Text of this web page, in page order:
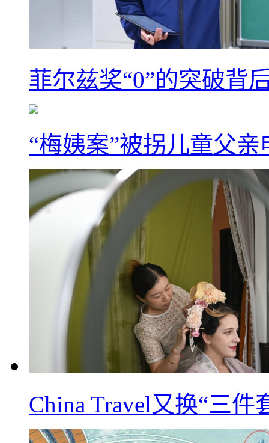
菲尔兹奖“0”的突破背
“梅姨案”被拐儿童父
China Travel又换“三